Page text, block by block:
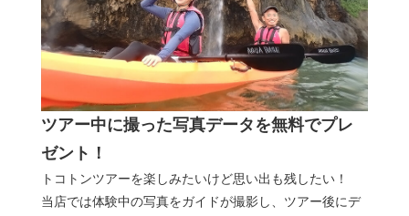
ツアー中に撮った写真データを無料でプレ
ゼント！
トコトンツアーを楽しみたいけど思い出も残したい！
当店では体験中の写真をガイドが撮影し、ツアー後にデ